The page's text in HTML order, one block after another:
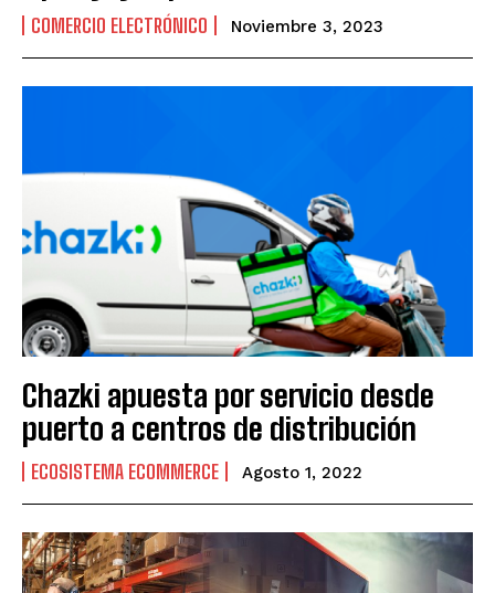
COMERCIO ELECTRÓNICO Noviembre 3, 2023
Chazki apuesta por servicio desde
puerto a centros de distribución
ECOSISTEMA ECOMMERCE Agosto 1, 2022